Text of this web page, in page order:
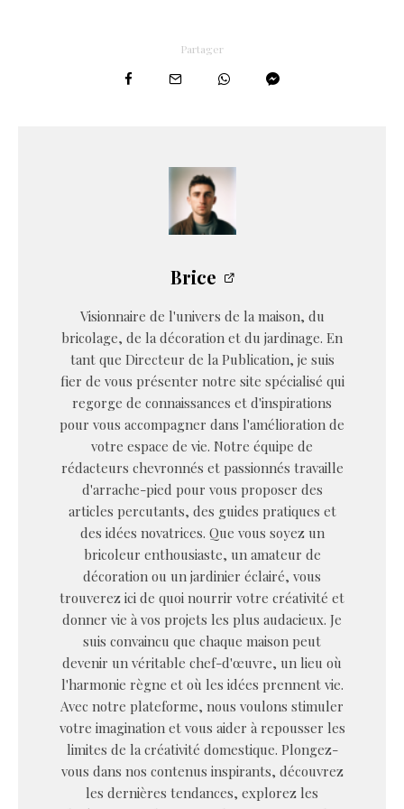
Partager
Brice
Visionnaire de l'univers de la maison, du
bricolage, de la décoration et du jardinage. En
tant que Directeur de la Publication, je suis
fier de vous présenter notre site spécialisé qui
regorge de connaissances et d'inspirations
pour vous accompagner dans l'amélioration de
votre espace de vie. Notre équipe de
rédacteurs chevronnés et passionnés travaille
d'arrache-pied pour vous proposer des
articles percutants, des guides pratiques et
des idées novatrices. Que vous soyez un
bricoleur enthousiaste, un amateur de
décoration ou un jardinier éclairé, vous
trouverez ici de quoi nourrir votre créativité et
donner vie à vos projets les plus audacieux. Je
suis convaincu que chaque maison peut
devenir un véritable chef-d'œuvre, un lieu où
l'harmonie règne et où les idées prennent vie.
Avec notre plateforme, nous voulons stimuler
votre imagination et vous aider à repousser les
limites de la créativité domestique. Plongez-
vous dans nos contenus inspirants, découvrez
les dernières tendances, explorez les